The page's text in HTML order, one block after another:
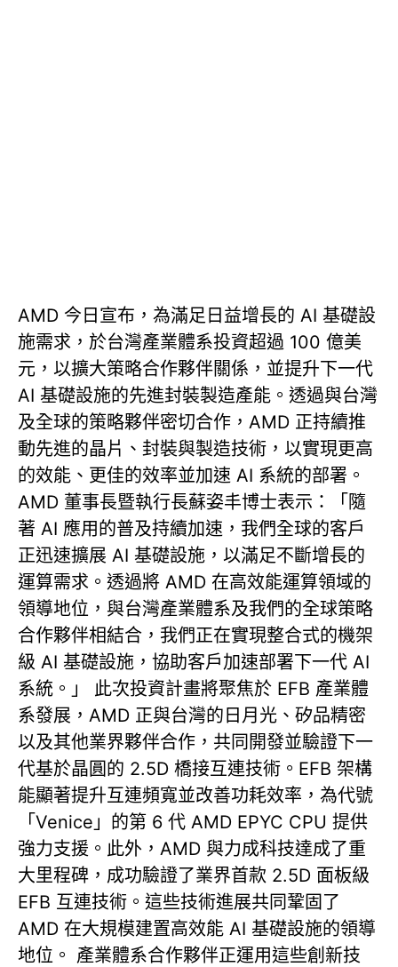
AMD 今日宣布，為滿足日益增長的 AI 基礎設
施需求，於台灣產業體系投資超過 100 億美
元，以擴大策略合作夥伴關係，並提升下一代
AI 基礎設施的先進封裝製造產能。透過與台灣
及全球的策略夥伴密切合作，AMD 正持續推
動先進的晶片、封裝與製造技術，以實現更高
的效能、更佳的效率並加速 AI 系統的部署。
AMD 董事長暨執行長蘇姿丰博士表示：「隨
著 AI 應用的普及持續加速，我們全球的客戶
正迅速擴展 AI 基礎設施，以滿足不斷增長的
運算需求。透過將 AMD 在高效能運算領域的
領導地位，與台灣產業體系及我們的全球策略
合作夥伴相結合，我們正在實現整合式的機架
級 AI 基礎設施，協助客戶加速部署下一代 AI
系統。」 此次投資計畫將聚焦於 EFB 產業體
系發展，AMD 正與台灣的日月光、矽品精密
以及其他業界夥伴合作，共同開發並驗證下一
代基於晶圓的 2.5D 橋接互連技術。EFB 架構
能顯著提升互連頻寬並改善功耗效率，為代號
「Venice」的第 6 代 AMD EPYC CPU 提供
強力支援。此外，AMD 與力成科技達成了重
大里程碑，成功驗證了業界首款 2.5D 面板級
EFB 互連技術。這些技術進展共同鞏固了
AMD 在大規模建置高效能 AI 基礎設施的領導
地位。 產業體系合作夥伴正運用這些創新技